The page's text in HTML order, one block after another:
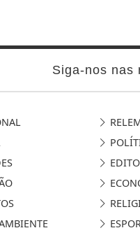
Siga-nos nas